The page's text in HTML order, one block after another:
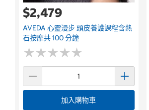
$2,479
AVEDA 心靈漫步 頭皮養護課程含熱
石按摩共 100 分鐘
★★★★★
★★★★★
加入購物車